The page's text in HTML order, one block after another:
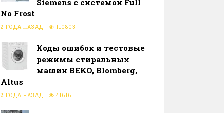
No Frost
2 ГОДА НАЗАД | 110803
Коды ошибок и тестовые
режимы стиральных
машин BEKO, Blomberg,
Altus
2 ГОДА НАЗАД | 41616